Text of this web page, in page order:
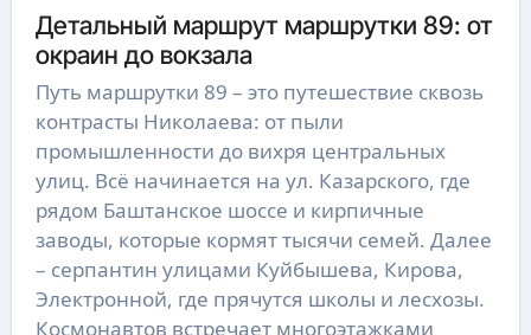
Детальный маршрут маршрутки 89: от
окраин до вокзала
Путь маршрутки 89 – это путешествие сквозь
контрасты Николаева: от пыли
промышленности до вихря центральных
улиц. Всё начинается на ул. Казарского, где
рядом Баштанское шоссе и кирпичные
заводы, которые кормят тысячи семей. Далее
– серпантин улицами Куйбышева, Кирова,
Электронной, где прячутся школы и лесхозы.
Космонавтов встречает многоэтажками